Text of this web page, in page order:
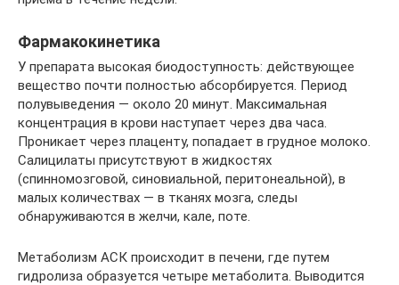
Фармакокинетика
У препарата высокая биодоступность: действующее
вещество почти полностью абсорбируется. Период
полувыведения — около 20 минут. Максимальная
концентрация в крови наступает через два часа.
Проникает через плаценту, попадает в грудное молоко.
Салицилаты присутствуют в жидкостях
(спинномозговой, синовиальной, перитонеальной), в
малых количествах — в тканях мозга, следы
обнаруживаются в желчи, кале, поте.
Метаболизм АСК происходит в печени, где путем
гидролиза образуется четыре метаболита. Выводится